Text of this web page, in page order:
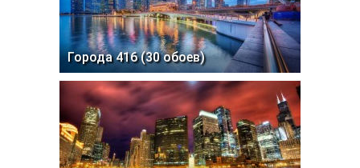
Города 416 (30 обоев)